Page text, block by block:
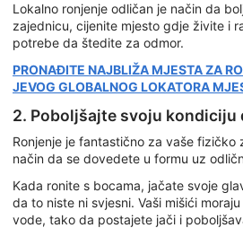
Lokalno ronjenje odličan je način da
zajednicu, cijenite mjesto gdje živite i
potrebe da štedite za odmor.
PRONAĐITE NAJBLIŽA MJESTA ZA
JEVOG GLOBALNOG LOKATORA
2. Poboljšajte svoju kondiciju
Ronjenje je fantastično za vaše fizičko
način da se dovedete u formu uz
Kada ronite s bocama, jačate svoje
da to niste ni svjesni. Vaši mišići
vode, tako da postajete jači i